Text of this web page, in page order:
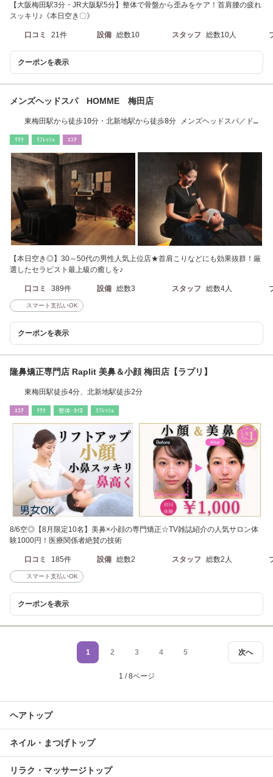
【大阪梅田駅3分・JR大阪駅5分】整体で骨盤から歪みをケア！首肩腰の疲れ
スッキリ♪《本日空き〇》
口コミ 21件 設備 総数10 スタッフ 総数10人
クーポンを表示
メンズヘッドスパ HOMME 梅田店
東梅田駅から徒歩10分・北新地駅から徒歩8分 メンズヘッドスパ／ドラ
ﾘﾗｸ ﾘﾌﾚｯｼｭ ｴｽﾃ
【本日空き◎】30～50代の男性人気上位店★首肩こりなどにも効果抜群！厳
選したセラピスト最上級の癒しを♪
口コミ 389件 設備 総数3 スタッフ 総数4人
スマート支払いOK
クーポンを表示
隆鼻矯正専門店 Raplit 美鼻＆小顔 梅田店【ラプリ】
東梅田駅徒歩4分、北新地駅徒歩2分
ｴｽﾃ ﾘﾗｸ 整体･ｶｲﾛ ﾘﾌﾚｯｼｭ
8/6空◎【8月限定10名】美鼻×小顔の専門矯正☆TV雑誌紹介の人気サロン体
験1000円！医療関係者絶賛の技術
口コミ 185件 設備 総数2 スタッフ 総数2人
スマート支払いOK
クーポンを表示
次へ
1 2 3 4 5
1 / 8ページ
ヘアトップ
ネイル・まつげトップ
リラク・マッサージトップ